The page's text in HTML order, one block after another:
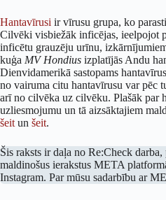
Hantavīrusi ir vīrusu grupa, ko
Cilvēki visbiežāk inficējas, ieelpojot
inficētu grauzēju urīnu,
kuģa MV Hondius izplatījās Andu
Dienvidamerikā sastopams
no vairuma citu hantavīrusu var pēc
arī no cilvēka uz cilvēku. Plašāk par
uzliesmojumu un tā aizsāktajiem
šeit un šeit.
Šis raksts ir daļa no Re:Check darba,
maldinošus ierakstus META
Instagram. Par mūsu sadarbību ar